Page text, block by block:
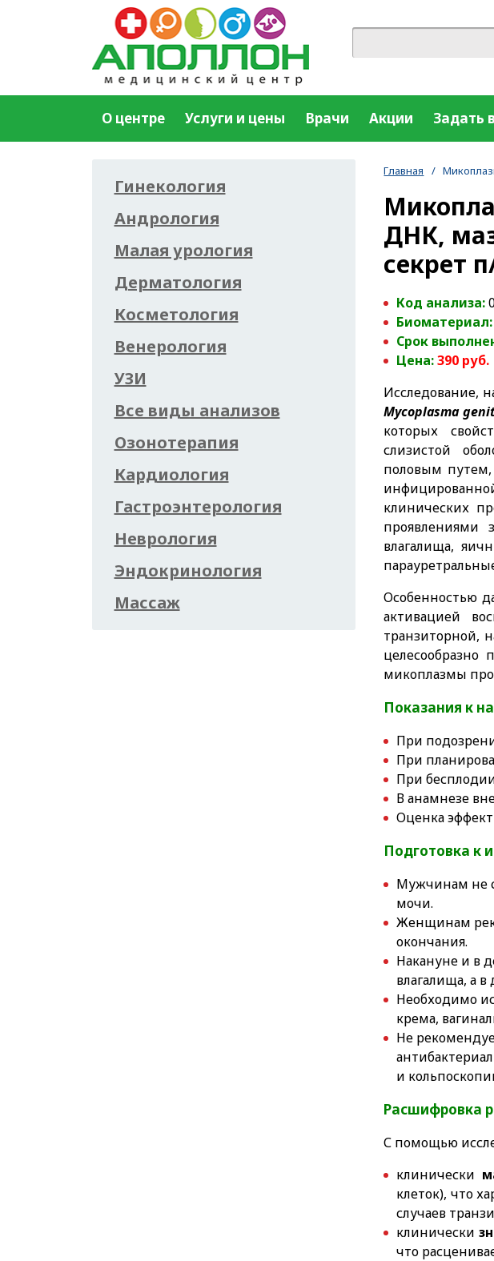
О центре Услуги и цены Врачи Акции Задать
Главная /
ДНК,
секрет
Код анализа:
Биоматериал:
Срок
Цена: 390 руб.
Исследование,
Mycoplasma
которых
слизистой
половым
клинических
проявлениями
влагалища,
Особенностью
активацией
транзиторной,
микоплазмы
Показания к
При
При
При
В анамнезе
Оценка
Подготовка к
Мужчинам не
мочи.
Женщинам
окончания.
Накануне и в
влагалища, а
Необходимо
крема,
Не
и
Расшифровка
С помощью
клинически
клеток), что
случаев
клинически
что
Гинекология
Андрология
Малая урология
Дерматология
Косметология
Венерология
УЗИ
Все виды анализов
Озонотерапия
Кардиология
Гастроэнтерология
Неврология
Эндокринология
Массаж